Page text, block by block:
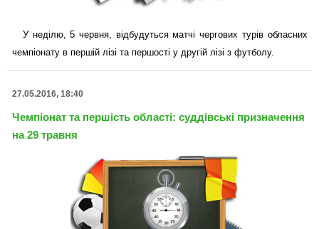
У неділю, 5 червня, відбудуться матчі чергових турів обласних
чемпіонату в першій лізі та першості у другій лізі з футболу.
27.05.2016, 18:40
Чемпіонат та першість області: суддівські призначення
на 29 травня